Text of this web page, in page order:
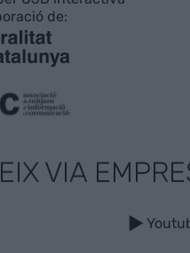
de:
VIA